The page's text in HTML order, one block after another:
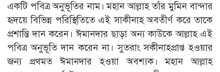
একটি পবিত্র অনুভূতির নাম। মহান আল্লাহ তাঁর মুমিন বান্দার
হৃদয়ে বিভিন্ন পরিস্থিতিতে এই সাকীনাহ অবতীর্ণ করে তাকে
প্রশান্তি দান করেন। ঈমানদার ছাড়া অন্য কাউকে আল্লাহ এই
পবিত্র অনুভূতি দান করেন না। সুতরাং সকীনাহপ্রাপ্ত হওয়ার
জন্য প্রথমত ঈমানদার হওয়া অবশ্যক। মহান আল্লাহ